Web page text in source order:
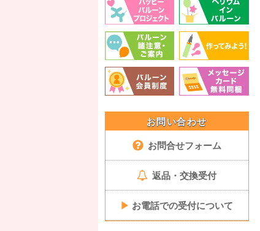
お問い合わせ
お問合せフォーム
返品・交換受付
▶ お電話での受付について